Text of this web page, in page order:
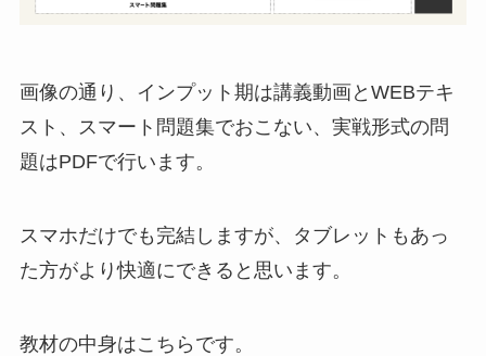
画像の通り、インプット期は講義動画とWEBテキ
スト、スマート問題集でおこない、実戦形式の問
題はPDFで行います。
スマホだけでも完結しますが、タブレットもあっ
た方がより快適にできると思います。
教材の中身はこちらです。